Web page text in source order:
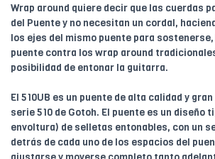
Wrap around quiere decir que las cuerdas
del Puente y no necesitan un cordal,
los ejes del mismo puente para
puente contra los wrap around
posibilidad de entonar la guitarra.
El 510UB es un puente de alta calidad y
serie 510 de Gotoh. El puente es un diseño
envoltura) de selletas entonables, con un
detrás de cada uno de los espacios del